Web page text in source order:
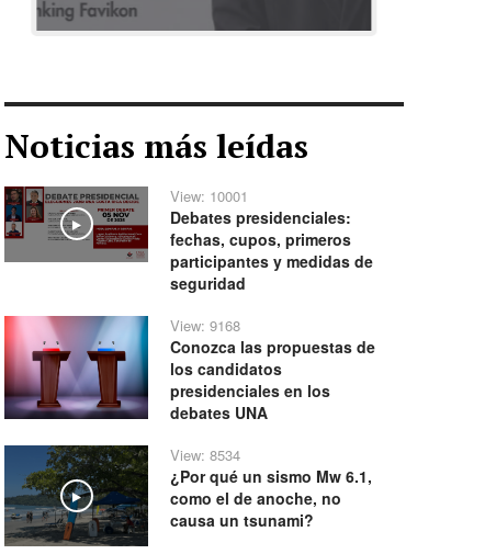
Noticias más leídas
Play
View: 10001
Debates presidenciales:
fechas, cupos, primeros
participantes y medidas de
seguridad
View: 9168
Conozca las propuestas de
los candidatos
presidenciales en los
debates UNA
Play
View: 8534
¿Por qué un sismo Mw 6.1,
como el de anoche, no
causa un tsunami?